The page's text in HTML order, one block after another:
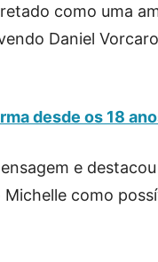
como uma
Daniel
desde os 18
e
como